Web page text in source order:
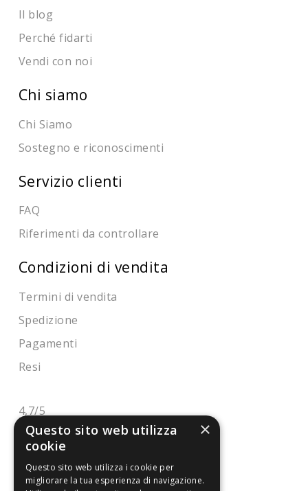
Il blog
Perché fidarti
Vendi con noi
Chi siamo
Chi Siamo
Sostegno e riconoscimenti
Servizio clienti
FAQ
Riferimenti da controllare
Condizioni di vendita
Termini di vendita
Spedizione
Pagamenti
Resi
4,7/5
Eccellente
3.821
×
Questo sito web utilizza
cookie
Questo sito web utilizza i cookie per
migliorare la tua esperienza di navigazione.